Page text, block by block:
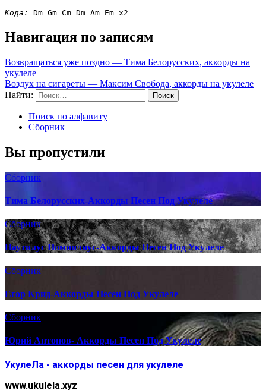
Кода:
Dm Gm Cm Dm Am Em
Навигация по записям
Возвращаться уже поздно — Тима Белорусских, аккорды на
укулеле
Воздух на сигареты — Максим Свобода, аккорды на укулеле
Найти:
Поиск по алфавиту
Сборник
Вы пропустили
Сборник
Тима Белорусских-Аккорды Песен Под Укулеле
Сборник
Наутилус Помпилиус-Аккорды Песен Под Укулеле
Сборник
Егор Крид-Аккорды Песен Под Укулеле
Сборник
Юрий Антонов- Аккорды Песен Под Укулеле
УкулеЛа - аккорды песен для укулеле
www.ukulela.xyz